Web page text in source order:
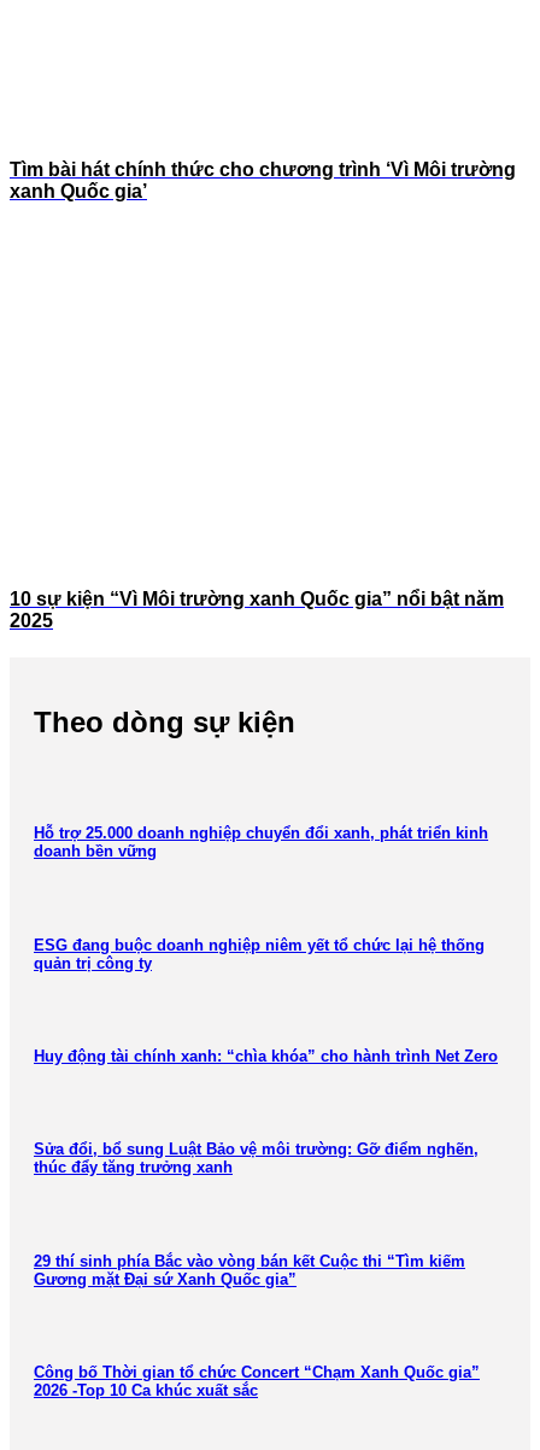
Tìm bài hát chính thức cho chương trình ‘Vì Môi trường
xanh Quốc gia’
10 sự kiện “Vì Môi trường xanh Quốc gia” nổi bật năm
2025
Theo dòng sự kiện
Hỗ trợ 25.000 doanh nghiệp chuyển đổi xanh, phát triển kinh
doanh bền vững
ESG đang buộc doanh nghiệp niêm yết tổ chức lại hệ thống
quản trị công ty
Huy động tài chính xanh: “chìa khóa” cho hành trình Net Zero
Sửa đổi, bổ sung Luật Bảo vệ môi trường: Gỡ điểm nghẽn,
thúc đẩy tăng trưởng xanh
29 thí sinh phía Bắc vào vòng bán kết Cuộc thi “Tìm kiếm
Gương mặt Đại sứ Xanh Quốc gia”
Công bố Thời gian tổ chức Concert “Chạm Xanh Quốc gia”
2026 -Top 10 Ca khúc xuất sắc